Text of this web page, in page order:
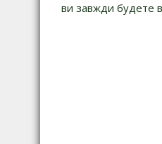
ви завжди будете в